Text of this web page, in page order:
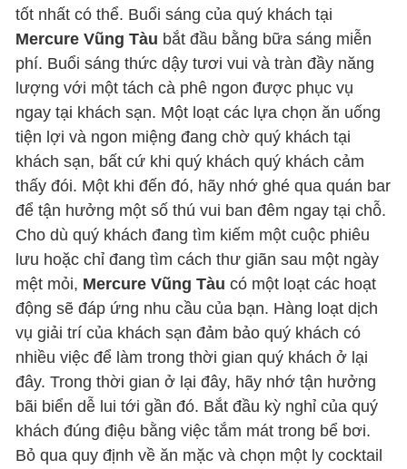
tốt nhất có thể. Buổi sáng của quý khách tại
Mercure Vũng Tàu bắt đầu bằng bữa sáng miễn
phí. Buổi sáng thức dậy tươi vui và tràn đầy năng
lượng với một tách cà phê ngon được phục vụ
ngay tại khách sạn. Một loạt các lựa chọn ăn uống
tiện lợi và ngon miệng đang chờ quý khách tại
khách sạn, bất cứ khi quý khách quý khách cảm
thấy đói. Một khi đến đó, hãy nhớ ghé qua quán bar
để tận hưởng một số thú vui ban đêm ngay tại chỗ.
Cho dù quý khách đang tìm kiếm một cuộc phiêu
lưu hoặc chỉ đang tìm cách thư giãn sau một ngày
mệt mỏi, Mercure Vũng Tàu có một loạt các hoạt
động sẽ đáp ứng nhu cầu của bạn. Hàng loạt dịch
vụ giải trí của khách sạn đảm bảo quý khách có
nhiều việc để làm trong thời gian quý khách ở lại
đây. Trong thời gian ở lại đây, hãy nhớ tận hưởng
bãi biển dễ lui tới gần đó. Bắt đầu kỳ nghỉ của quý
khách đúng điệu bằng việc tắm mát trong bể bơi.
Bỏ qua quy định về ăn mặc và chọn một ly cocktail